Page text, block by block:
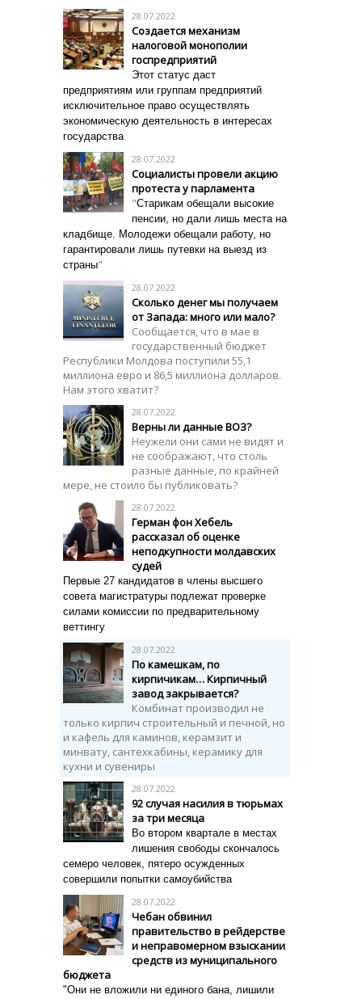
28.07.2022
Создается механизм
налоговой монополии
госпредприятий
Этот статус даст
предприятиям или группам предприятий
исключительное право осуществлять
экономическую деятельность в интересах
государства
28.07.2022
Социалисты провели акцию
протеста у парламента
"Старикам обещали высокие
пенсии, но дали лишь места на
кладбище. Молодежи обещали работу, но
гарантировали лишь путевки на выезд из
страны"
28.07.2022
Сколько денег мы получаем
от Запада: много или мало?
Сообщается, что в мае в
государственный бюджет
Республики Молдова поступили 55,1
миллиона евро и 86,5 миллиона долларов.
Нам этого хватит?
28.07.2022
Верны ли данные ВОЗ?
Неужели они сами не видят и
не соображают, что столь
разные данные, по крайней
мере, не стоило бы публиковать?
28.07.2022
Герман фон Хебель
рассказал об оценке
неподкупности молдавских
судей
Первые 27 кандидатов в члены высшего
совета магистратуры подлежат проверке
силами комиссии по предварительному
веттингу
28.07.2022
По камешкам, по
кирпичикам… Кирпичный
завод закрывается?
Комбинат производил не
только кирпич строительный и печной, но
и кафель для каминов, керамзит и
минвату, сантехкабины, керамику для
кухни и сувениры
28.07.2022
92 случая насилия в тюрьмах
за три месяца
Во втором квартале в местах
лишения свободы скончалось
семеро человек, пятеро осужденных
совершили попытки самоубийства
28.07.2022
Чебан обвинил
правительство в рейдерстве
и неправомерном взыскании
средств из муниципального
бюджета
"Они не вложили ни единого бана, лишили